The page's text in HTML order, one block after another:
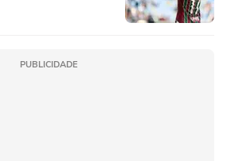
PUBLICIDADE